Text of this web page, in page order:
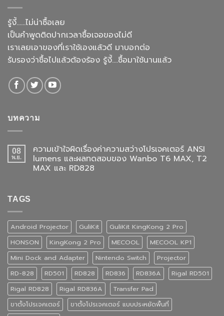
รู้งี้......ไม่น่าซื้อเลย
เป็นคำพูดติดปากเวลาซื้อเจอของไม่ดี
เราเลยเอาของที่เราใช้เองแล้วดี มาบอกต่อ
รับรองว่าซื้อไปแล้วต้องร้อง รู้งี้....ซื้อมาใช้นานแล้ว
บทความ
08
พ.ย.
ความเข้าใจผิดเรื่องค่าความสว่างโปรเจคเตอร์ ANSI
lumens และผลทดสอบของ Wanbo T6 MAX, T2
MAX และ RD828
TAGS
Android Projector GuliKit
GuliKit KingKong 2 Pro
HONSON
KingKong 2 Pro MECOOL
MECOOL KP1
Mini Dock and Adapter
Nintendo Switch
Projector
RD-828
RD501 RD828 RD836 RD836A
Rigal RD501
Rigal RD828
Rigal RD836A
Transfer Pad
ขาตั้งโปรเจคเตอร์
ขาตั้งโปรเจคเตอร์ แบบประหยัดพื้นที่